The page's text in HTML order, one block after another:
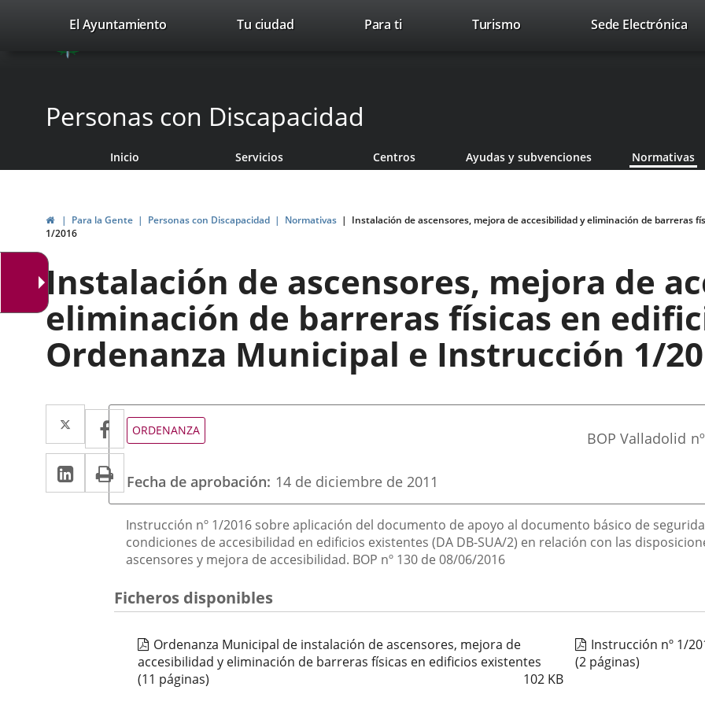
Portal
Web
Ayuntamiento
Valladolid
avaTop Trabaja con nosotros Contacto
valladolid.es
El Ayuntamiento Tu ciudad Para ti TurismoEste
Sede Electrónica
Personas con Discapacidad
Inicio Servicios Centros Ayudas y subvenciones Normativas
InicioPara la Gente Personas con Discapacidad Normativas
Instalación de ascensores, mejora de accesibilidad y eliminación de
1/2016
Instalación de ascensores, mejora de
eliminación de barreras físicas en
Ordenanza Municipal e Instrucción 1/
Twitter
Enlace
a
una
aplicación
externa.
Facebook
Enlace
a
una
aplicación
externa.
LinkedIn
Enlace
a
aplicación
externa.
Tipo
de
ORDENANZA
boletin
BOP Valladolid nº
Fecha de aprobación 14 de diciembre de 2011
Descripción
Instrucción nº 1/2016 sobre aplicación del documento de apoyo al documento básico de
condiciones de accesibilidad en edificios existentes (DA DB-SUA/2) en relación con las
ascensores y mejora de accesibilidad. BOP nº 130 de 08/06/2016
Ficheros disponibles
Ordenanza Municipal de instalación de ascensores, mejora de
accesibilidad y eliminación de barreras físicas en edificios existentes
102 KB
(11 páginas)
Instrucción nº 1/
(2 páginas)